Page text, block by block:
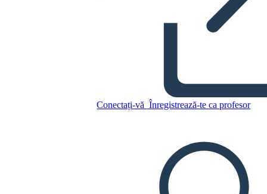
Conectați-vă Înregistrează-te ca profesor
CREAȚI UN STORYBOARD
REDAȚI PREZENTAREA DE DIAPOZITIVE